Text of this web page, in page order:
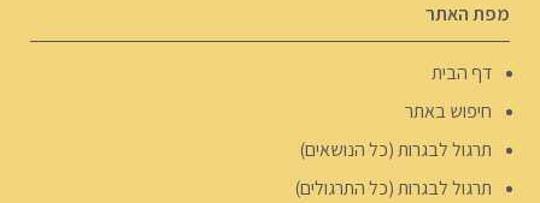
מפת האתר
דף הבית
חיפוש באתר
תרגול לבגרות (כל הנושאים)
תרגול לבגרות (כל התרגולים)